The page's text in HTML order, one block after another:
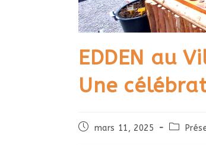
EDDEN au
Une
mars 11, 2025